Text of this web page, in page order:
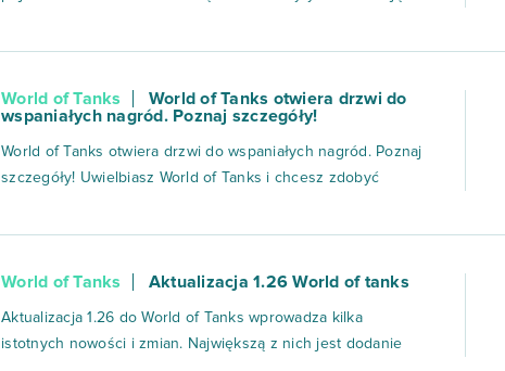
niesamowitych doznań z gry!Zgarniając obfite ofe...
World of Tanks
World of Tanks otwiera drzwi do
wspaniałych nagród. Poznaj szczegóły!
World of Tanks otwiera drzwi do wspaniałych nagród. Poznaj
szczegóły! Uwielbiasz World of Tanks i chcesz zdobyć
niniejszym poradniku znaj...
World of Tanks Aktualizacja 1.26 World of tanks
Aktualizacja 1.26 do World of Tanks wprowadza kilka
istotnych nowości i zmian. Największą z nich jest dodanie